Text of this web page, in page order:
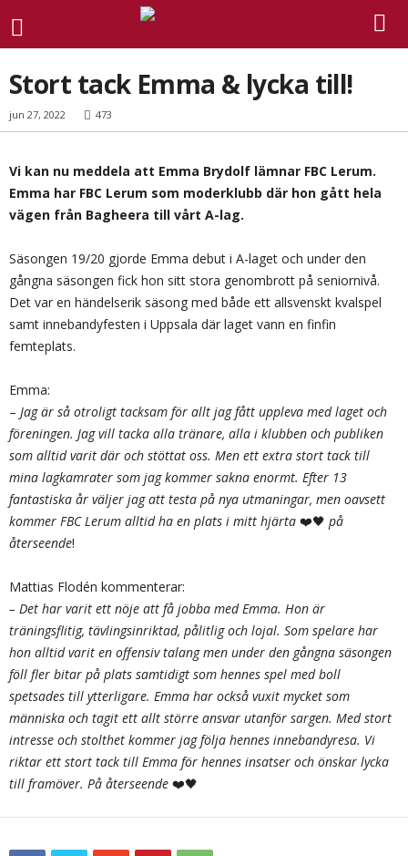
Stort tack Emma & lycka till!
jun 27, 2022 473
Vi kan nu meddela att Emma Brydolf lämnar FBC Lerum.
Emma har FBC Lerum som moderklubb där hon gått hela
vägen från Bagheera till vårt A-lag.
Säsongen 19/20 gjorde Emma debut i A-laget och under den
gångna säsongen fick hon sitt stora genombrott på seniornivå.
Det var en händelserik säsong med både ett allsvenskt kvalspel
samt innebandyfesten i Uppsala där laget vann en finfin
femteplats.
Emma:
– Jag är så otroligt tacksam för allt jag fått uppleva med laget och
föreningen. Jag vill tacka alla tränare, alla i klubben och publiken
som alltid varit där och stöttat oss. Men ett extra stort tack till
mina lagkamrater som jag kommer sakna enormt. Efter 13
fantastiska år väljer jag att testa på nya utmaningar, men oavsett
kommer FBC Lerum alltid ha en plats i mitt hjärta ❤️🖤 på
återseende!
Mattias Flodén kommenterar:
– Det har varit ett nöje att få jobba med Emma. Hon är
träningsflitig, tävlingsinriktad, pålitlig och lojal. Som spelare har
hon alltid varit en offensiv talang men under den gångna säsongen
föll fler bitar på plats samtidigt som hennes spel med boll
spetsades till ytterligare. Emma har också vuxit mycket som
människa och tagit ett allt större ansvar utanför sargen. Med stort
intresse och stolthet kommer jag följa hennes innebandyresa. Vi
riktar ett stort tack till Emma för hennes insatser och önskar lycka
till framöver. På återseende ❤️🖤